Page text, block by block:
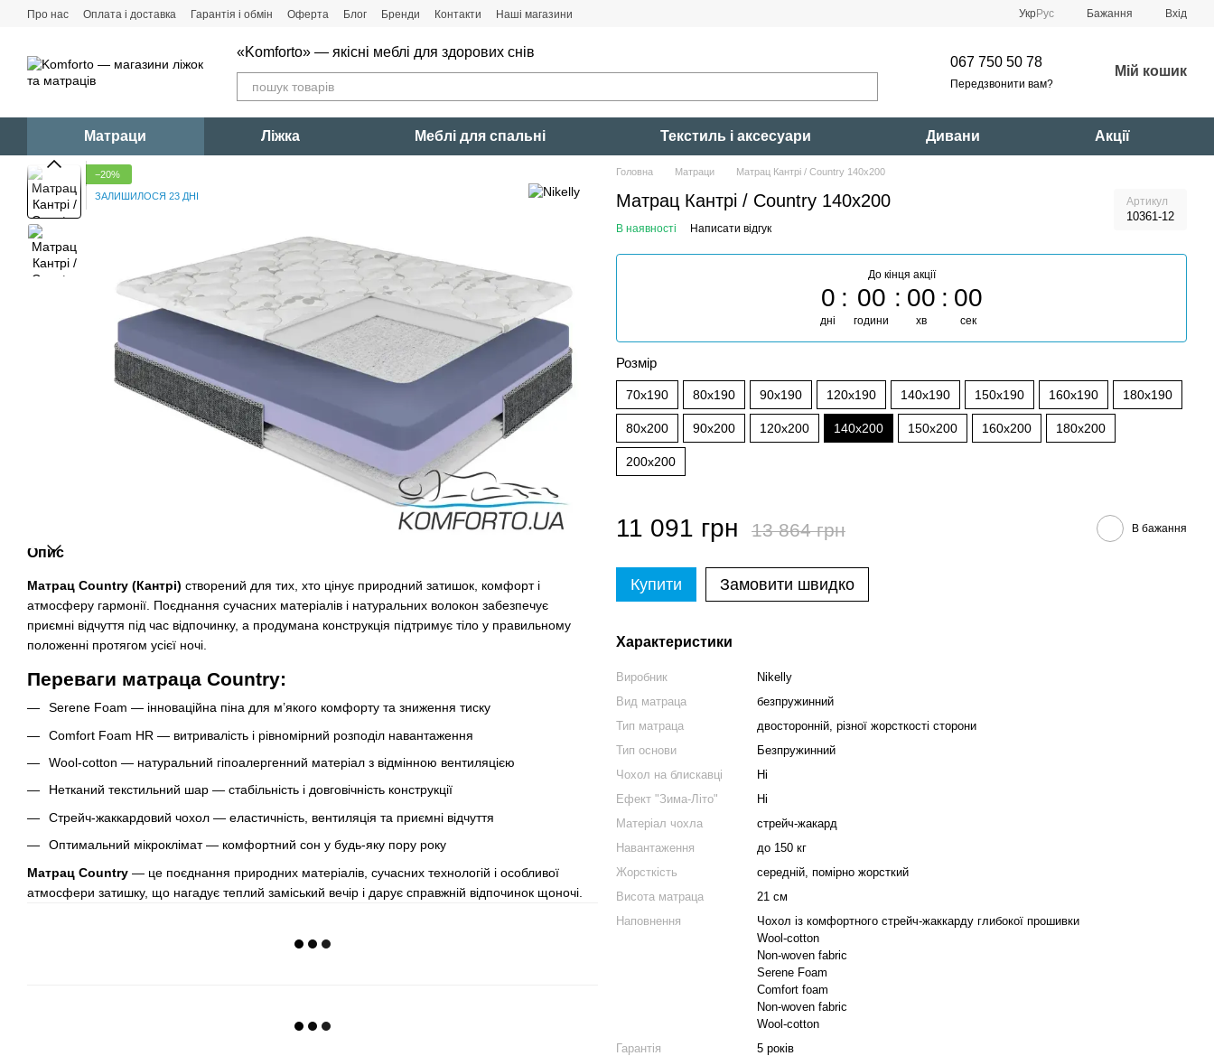
Перейти до основного контенту
Про нас Оплата і доставка Гарантія і обмін Оферта Блог Бренди Контакти Наші магазини УкрРус Бажання Вхід
«Komforto» — якісні меблі для здорових снів
067 750 50 78
Передзвонити вам?
Мій кошик
Матраци Ліжка Меблі для спальні Текстиль і аксесуари Дивани Акції
−20%
ЗАЛИШИЛОСЯ 23 ДНІ
Опис
Матрац Country (Кантрі) створений для тих, хто цінує природний затишок, комфорт і
атмосферу гармонії. Поєднання сучасних матеріалів і натуральних волокон забезпечує
приємні відчуття під час відпочинку, а продумана конструкція підтримує тіло у правильному
положенні протягом усієї ночі.
Переваги матраца Country:
Serene Foam — інноваційна піна для м’якого комфорту та зниження тиску
Comfort Foam HR — витривалість і рівномірний розподіл навантаження
Wool-cotton — натуральний гіпоалергенний матеріал з відмінною вентиляцією
Нетканий текстильний шар — стабільність і довговічність конструкції
Стрейч-жаккардовий чохол — еластичність, вентиляція та приємні відчуття
Оптимальний мікроклімат — комфортний сон у будь-яку пору року
Матрац Country — це поєднання природних матеріалів, сучасних технологій і особливої
атмосфери затишку, що нагадує теплий заміський вечір і дарує справжній відпочинок щоночі.
Головна Матраци Матрац Кантрі / Country 140x200
Матрац Кантрі / Country 140x200 Артикул
10361-12
В наявності Написати відгук
До кінця акції
0
дні
00
години
00
хв
00
сек
Розмір
70x190 80x190 90x190 120x190 140x190 150x190 160x190 180x190
80x200 90x200 120x200 140x200 150x200 160x200 180x200
200x200
11 091 грн 13 864 грн В бажання
Купити Замовити швидко
Характеристики
Виробник
Nikelly
Вид матраца
безпружинний
Тип матраца
двосторонній, різної жорсткості сторони
Тип основи
Безпружинний
Чохол на блискавці
Ні
Ефект "Зима-Літо"
Ні
Матеріал чохла
стрейч-жакард
Навантаження
до 150 кг
Жорсткість
середній, помірно жорсткий
Висота матраца
21 см
Наповнення
Чохол із комфортного стрейч-жаккарду глибокої прошивки
Wool-cotton
Non-woven fabric
Serene Foam
Comfort foam
Non-woven fabric
Wool-cotton
Гарантія
5 років